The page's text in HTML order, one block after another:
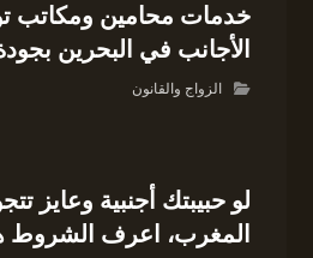
خدمات محامين ومكاتب
الأجانب في البحرين
الزواج والقانون
لو حبيبتك أجنبية وعايز
المغرب، اعرف الشروط